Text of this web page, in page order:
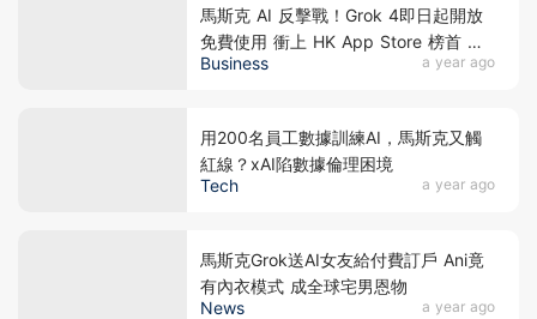
Business a year ago
馬斯克 AI 反擊戰！Grok 4即日起開放
免費使用 衝上 HK App Store 榜首 直
挑 GPT-5 與 Google！
Tech a year ago
用200名員工數據訓練AI，馬斯克又觸
紅線？xAI陷數據倫理困境
News a year ago
馬斯克Grok送AI女友給付費訂戶 Ani竟
有內衣模式 成全球宅男恩物